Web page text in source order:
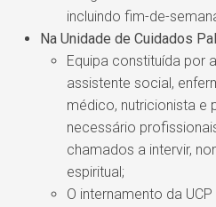
incluindo fim-de-
Na Unidade de Cuidados
Equipa constituída por
assistente social,
médico, nutricionista e
necessário
chamados a intervir,
espiritual;
O internamento da